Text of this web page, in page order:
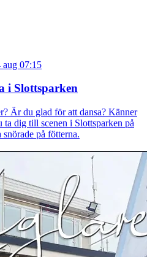
aug 07:15
i Slottsparken
Är du glad för att dansa? Känner
ta dig till scenen i Slottsparken på
på fötterna.